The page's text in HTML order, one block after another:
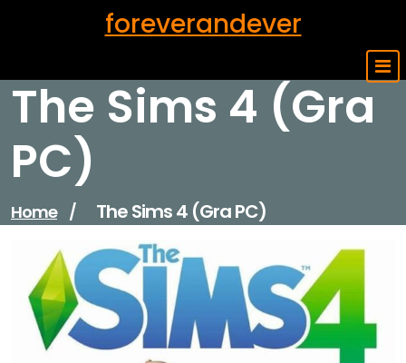
foreverandever
The Sims 4 (Gra
PC)
Home / The Sims 4 (Gra PC)